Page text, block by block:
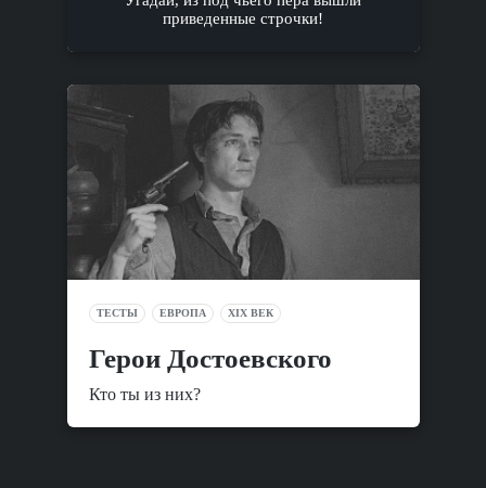
приведенные строчки!
ТЕСТЫ ЕВРОПА XIX ВЕК
Герои Достоевского
Кто ты из них?